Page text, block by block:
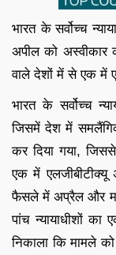
भारत के सर्वोच्च
अपील को अस्वीकार
वाले देशों में से एक में
भारत के सर्वोच्च
जिसमें देश में
कर दिया गया,
एक में एलजीबीटीक्यू
फैसले में अप्रैल और मई
पांच न्यायाधीशों
निकाला कि मामले को